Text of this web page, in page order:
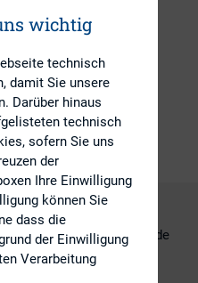
Nachhaltigkeit &
Investoren, IR-
am 20. Juni 2023 wurde
von US
traditioneller
wichtig
technisch
damit Sie unsere
Darüber hinaus
technisch
sofern Sie uns
der
Ihre Einwilligung
können Sie
dass die
der Einwilligung
Verarbeitung